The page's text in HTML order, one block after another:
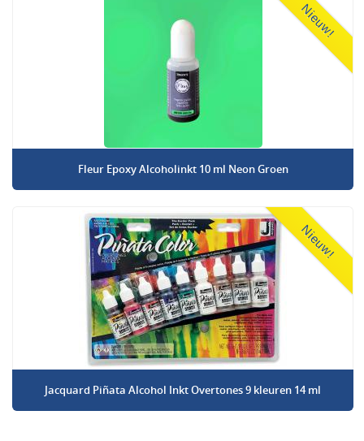
Nieuw!
Fleur Epoxy Alcoholinkt 10 ml Neon Groen
Nieuw!
Jacquard Piñata Alcohol Inkt Overtones 9 kleuren 14 ml